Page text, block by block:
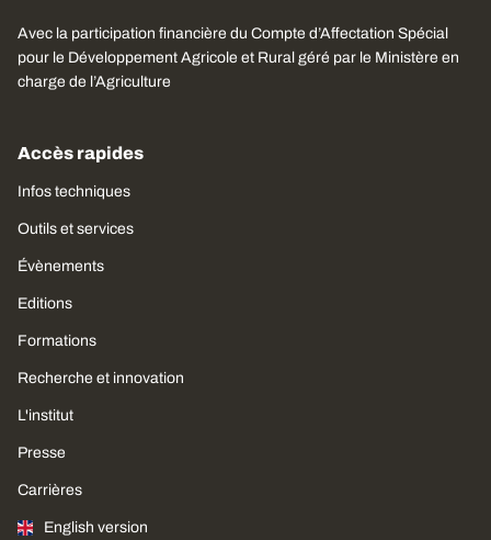
Avec la participation financière du Compte d’Affectation Spécial
pour le Développement Agricole et Rural géré par le Ministère en
charge de l’Agriculture
Accès rapides
Infos techniques
Outils et services
Évènements
Editions
Formations
Recherche et innovation
L'institut
Presse
Carrières
English version